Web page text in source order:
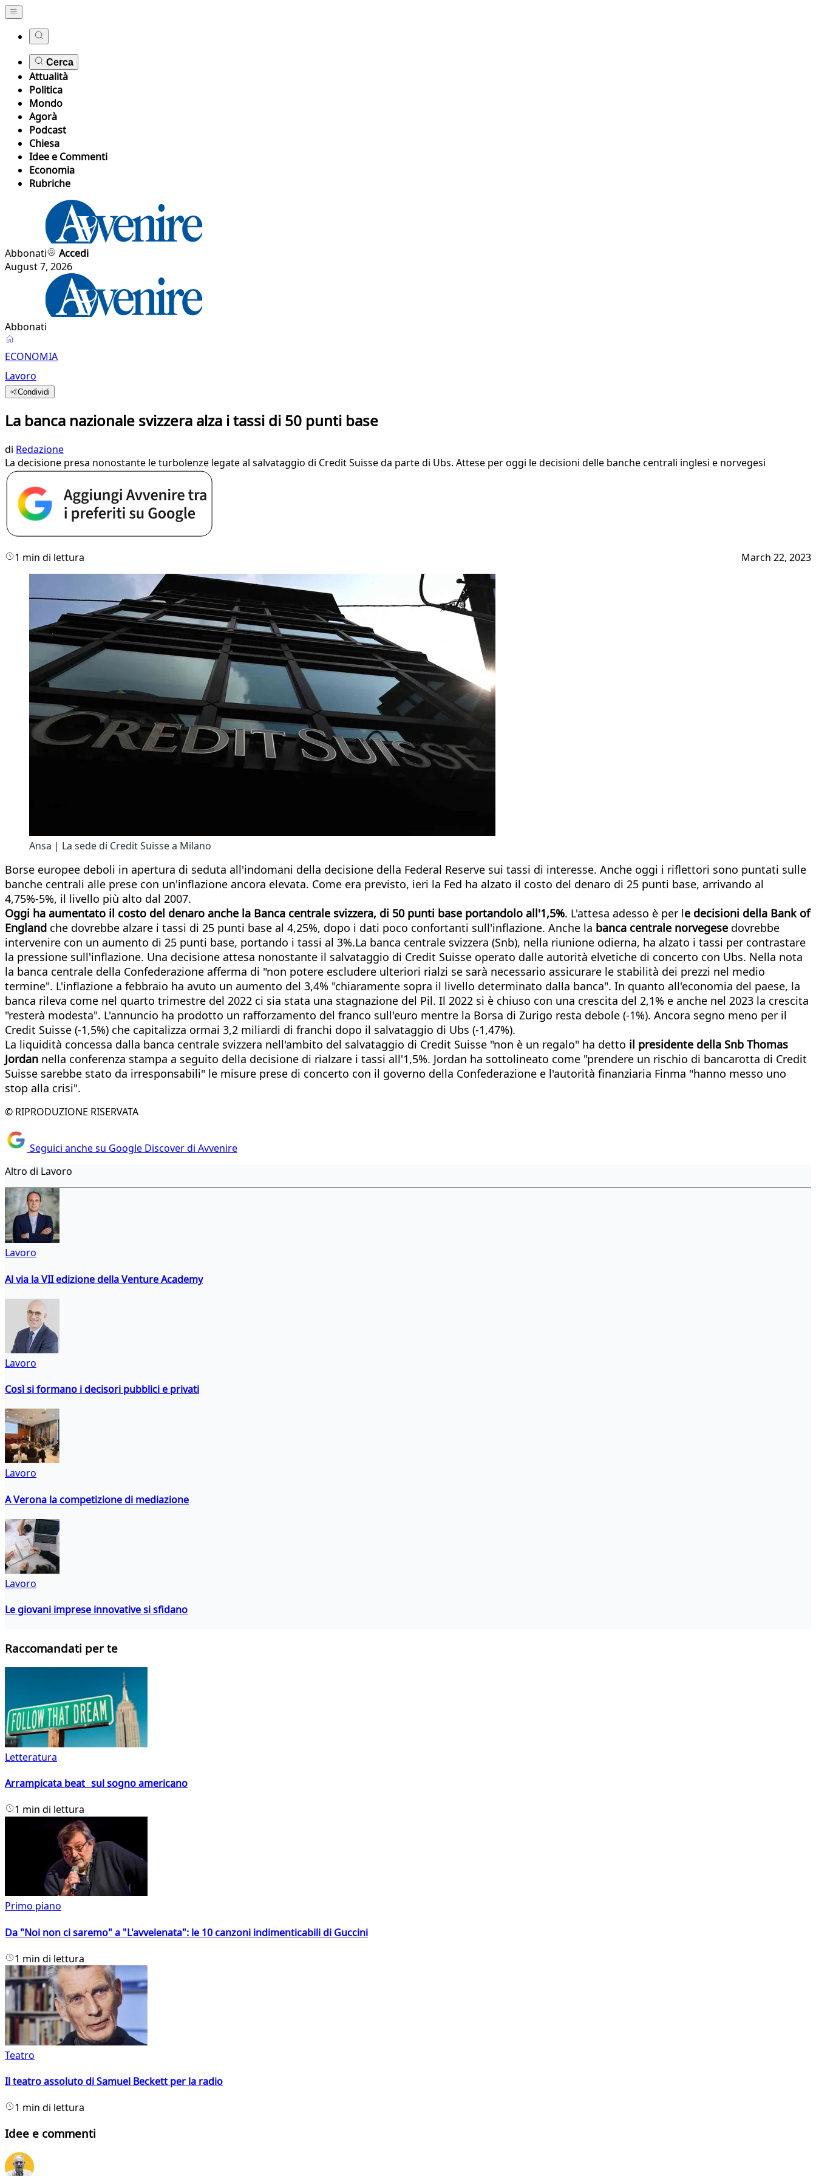
Cerca
Attualità
Politica
Mondo
Agorà
Podcast
Chiesa
Idee e Commenti
Economia
Rubriche
Abbonati
Accedi
August 7, 2026
Abbonati
ECONOMIA
Lavoro
Condividi
La banca nazionale svizzera alza i tassi di 50 punti base
di Redazione
La decisione presa nonostante le turbolenze legate al salvataggio di Credit Suisse da parte di Ubs. Attese per oggi le decisioni delle banche centrali inglesi e norvegesi
1 min di lettura March 22, 2023
Ansa | La sede di Credit Suisse a Milano
Borse europee deboli in apertura di seduta all'indomani della decisione della Federal Reserve sui tassi di interesse. Anche oggi i riflettori sono puntati sulle
banche centrali alle prese con un'inflazione ancora elevata. Come era previsto, ieri la Fed ha alzato il costo del denaro di 25 punti base, arrivando al
4,75%-5%, il livello più alto dal 2007.
Oggi ha aumentato il costo del denaro anche la Banca centrale svizzera, di 50 punti base portandolo all'1,5%. L'attesa adesso è per le decisioni della Bank of
England che dovrebbe alzare i tassi di 25 punti base al 4,25%, dopo i dati poco confortanti sull'inflazione. Anche la banca centrale norvegese dovrebbe
intervenire con un aumento di 25 punti base, portando i tassi al 3%.La banca centrale svizzera (Snb), nella riunione odierna, ha alzato i tassi per contrastare
la pressione sull'inflazione. Una decisione attesa nonostante il salvataggio di Credit Suisse operato dalle autorità elvetiche di concerto con Ubs. Nella nota
la banca centrale della Confederazione afferma di "non potere escludere ulteriori rialzi se sarà necessario assicurare le stabilità dei prezzi nel medio
termine". L'inflazione a febbraio ha avuto un aumento del 3,4% "chiaramente sopra il livello determinato dalla banca". In quanto all'economia del paese, la
banca rileva come nel quarto trimestre del 2022 ci sia stata una stagnazione del Pil. Il 2022 si è chiuso con una crescita del 2,1% e anche nel 2023 la crescita
"resterà modesta". L'annuncio ha prodotto un rafforzamento del franco sull'euro mentre la Borsa di Zurigo resta debole (-1%). Ancora segno meno per il
Credit Suisse (-1,5%) che capitalizza ormai 3,2 miliardi di franchi dopo il salvataggio di Ubs (-1,47%).
La liquidità concessa dalla banca centrale svizzera nell'ambito del salvataggio di Credit Suisse "non è un regalo" ha detto il presidente della Snb Thomas
Jordan nella conferenza stampa a seguito della decisione di rialzare i tassi all'1,5%. Jordan ha sottolineato come "prendere un rischio di bancarotta di Credit
Suisse sarebbe stato da irresponsabili" le misure prese di concerto con il governo della Confederazione e l'autorità finanziaria Finma "hanno messo uno
stop alla crisi".
© RIPRODUZIONE RISERVATA
Seguici anche su Google Discover di Avvenire
Altro di Lavoro
Lavoro
Al via la VII edizione della Venture Academy
Lavoro
Così si formano i decisori pubblici e privati
Lavoro
A Verona la competizione di mediazione
Lavoro
Le giovani imprese innovative si sfidano
Raccomandati per te
Letteratura
Arrampicata beat sul sogno americano
1 min di lettura
Primo piano
Da "Noi non ci saremo" a "L'avvelenata": le 10 canzoni indimenticabili di Guccini
1 min di lettura
Teatro
Il teatro assoluto di Samuel Beckett per la radio
1 min di lettura
Idee e commenti